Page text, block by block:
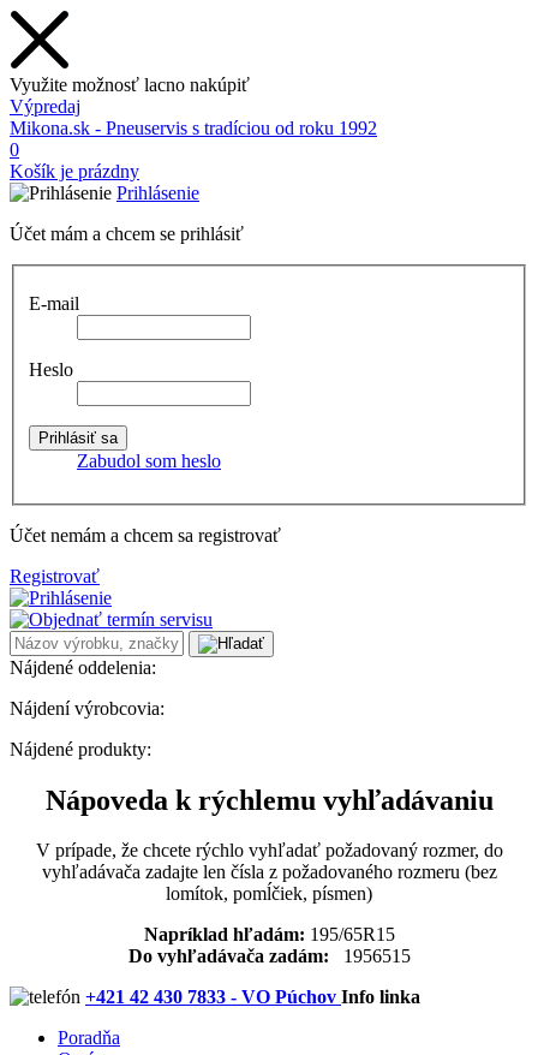
Využite možnosť lacno nakúpiť
Výpredaj
Mikona.sk - Pneuservis s tradíciou od roku 1992
0
Košík je prázdny
Prihlásenie
Účet mám a chcem se prihlásiť
E-mail
Heslo
Zabudol som heslo
Účet nemám a chcem sa registrovať
Registrovať
Nájdené oddelenia:
Nájdení výrobcovia:
Nájdené produkty:
Nápoveda k rýchlemu vyhľadávaniu
V prípade, že chcete rýchlo vyhľadať požadovaný rozmer, do
vyhľadávača zadajte len čísla z požadovaného rozmeru (bez
lomítok, pomĺčiek, písmen)
Napríklad hľadám: 195/65R15
Do vyhľadávača zadám: 1956515
+421 42 430 7833 - VO Púchov Info linka
Poradňa